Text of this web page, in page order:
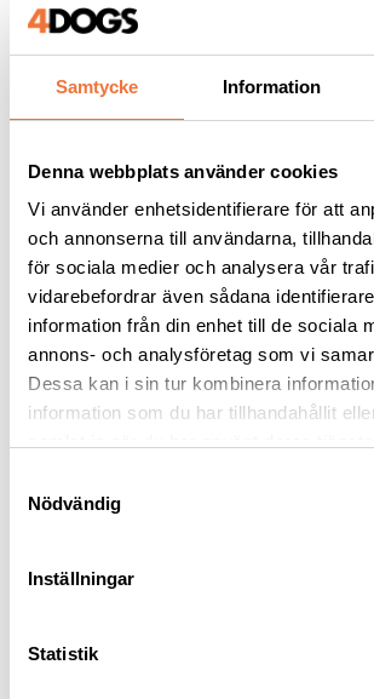
Samtycke Information
Denna webbplats använder cookies
Vi använder enhetsidentifierare för att
och annonserna till användarna,
för sociala medier och analysera vår
vidarebefordrar även sådana
information från din enhet till de sociala
annons- och analysföretag som vi
Dessa kan i sin tur kombinera
information som du har tillhandahållit
Nödvändig
Inställningar
Statistik
Andra köpte även
med knythandtag 50-
pack - Röd
29kr